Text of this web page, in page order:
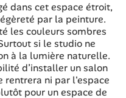
dans cet espace étroit,
par la peinture.
les couleurs sombres
si le studio ne
à la lumière naturelle.
d’installer un salon
rentrera ni par l'espace
pour un espace de